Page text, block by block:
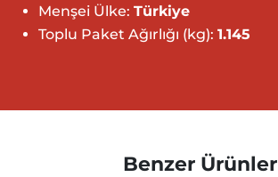
Menşei Ülke: Türkiye
Toplu Paket Ağırlığı (kg): 1.145
Benzer Ürünler